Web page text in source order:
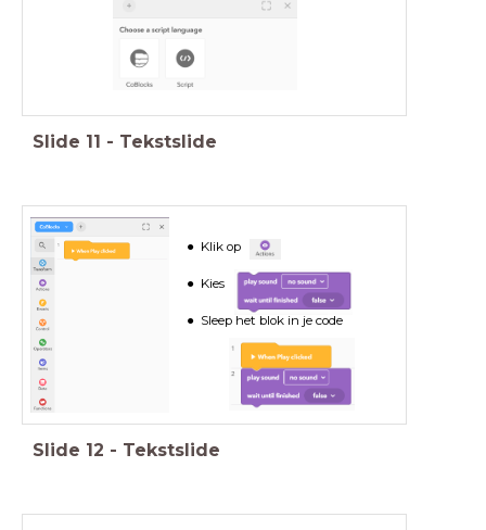
Slide 11 - Tekstslide
Klik op
Kies
Sleep het blok in je code
Slide 12 - Tekstslide